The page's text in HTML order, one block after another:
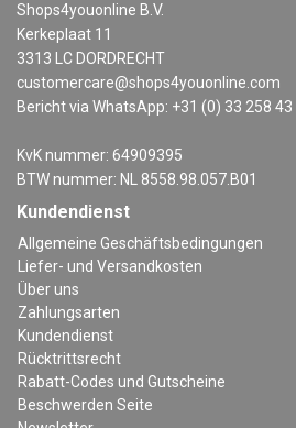
Shops4youonline B.V.
Kerkeplaat 11
3313 LC DORDRECHT
customercare@shops4youonline.com
Bericht via WhatsApp: +31 (0) 33 258 43
KvK nummer: 64909395
BTW nummer: NL 8558.98.057.B01
Kundendienst
Allgemeine Geschäftsbedingungen
Liefer- und Versandkosten
Über uns
Zahlungsarten
Kundendienst
Rücktrittsrecht
Rabatt-Codes und Gutscheine
Beschwerden Seite